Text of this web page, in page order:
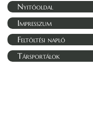
Nyitóoldal
Impresszum
Feltöltési napló
Társportálok